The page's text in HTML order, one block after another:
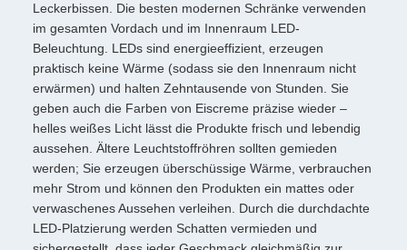
Leckerbissen. Die besten modernen Schränke verwenden
im gesamten Vordach und im Innenraum LED-
Beleuchtung. LEDs sind energieeffizient, erzeugen
praktisch keine Wärme (sodass sie den Innenraum nicht
erwärmen) und halten Zehntausende von Stunden. Sie
geben auch die Farben von Eiscreme präzise wieder –
helles weißes Licht lässt die Produkte frisch und lebendig
aussehen. Ältere Leuchtstoffröhren sollten gemieden
werden; Sie erzeugen überschüssige Wärme, verbrauchen
mehr Strom und können den Produkten ein mattes oder
verwaschenes Aussehen verleihen. Durch die durchdachte
LED-Platzierung werden Schatten vermieden und